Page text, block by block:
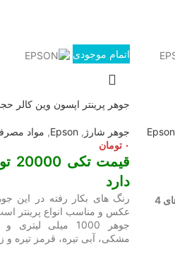
Epson
جوهر مرغوب KopyKake مخصوص پرینتر های 4
اتمام موجودی
جوهر پرینتر اپسون وین کالر حجم 1
جوهر شارژ ,
Epson
, مواد
۰ تومان
دارد
رنگ های بکار رفته در این
جوهر 1000 میلی
مشکی، آبی تیره، قرمز تیره و